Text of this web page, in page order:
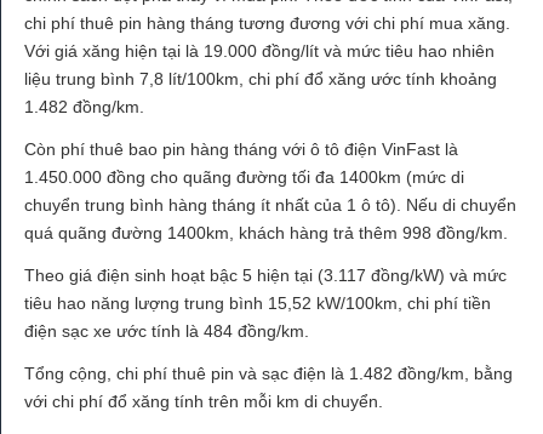
chi phí thuê pin hàng tháng tương đương với chi phí mua xăng.
Với giá xăng hiện tại là 19.000 đồng/lít và mức tiêu hao nhiên
liệu trung bình 7,8 lít/100km, chi phí đổ xăng ước tính khoảng
1.482 đồng/km.
Còn phí thuê bao pin hàng tháng với ô tô điện VinFast là
1.450.000 đồng cho quãng đường tối đa 1400km (mức di
chuyển trung bình hàng tháng ít nhất của 1 ô tô). Nếu di chuyển
quá quãng đường 1400km, khách hàng trả thêm 998 đồng/km.
Theo giá điện sinh hoạt bậc 5 hiện tại (3.117 đồng/kW) và mức
tiêu hao năng lượng trung bình 15,52 kW/100km, chi phí tiền
điện sạc xe ước tính là 484 đồng/km.
Tổng cộng, chi phí thuê pin và sạc điện là 1.482 đồng/km, bằng
với chi phí đổ xăng tính trên mỗi km di chuyển.